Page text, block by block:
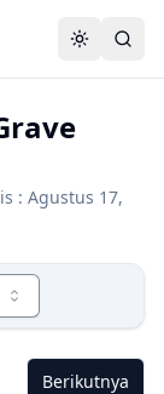
: Agustus 17,
Berikutnya